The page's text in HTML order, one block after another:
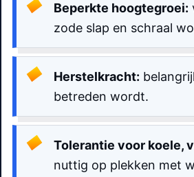
Beperkte hoogtegroei:
zode slap en schraal
Herstelkracht:
betreden wordt.
Tolerantie voor koele,
nuttig op plekken met